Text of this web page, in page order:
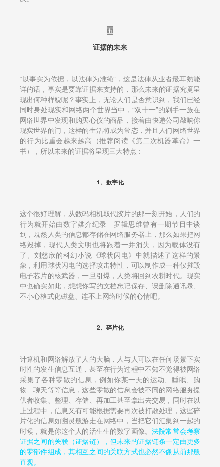
五
证据的未来
“以事实为依据，以法律为准绳”，这是法律从业者最耳熟能
详的话，事实是要靠证据来支持的，那么未来的证据究竟呈
现出何种样貌呢？事实上，无论人们是否意识到，我们已经
同时身处现实和网络两个世界当中，“双十一”的剁手一族在
网络世界中发现和购买心仪的商品，接着由快递公司敲响你
现实世界的门，这样的生活将成为常态，并且人们网络世界
的行为比重会越来越高（推荐阅读《第二次机器革命》一
书），所以未来的证据将呈现三大特点：
1、数字化
这个很好理解，从数码相机取代胶片的那一刻开始，人们的
行为就开始由数字媒介纪录，罗辑思维曾有一期节目中谈
到，既然人类的信息都存储在网络服务器上，那么如果把网
络毁掉，现代人类文明也将跟着一并消失，因为载体没有
了。刘慈欣的科幻小说《球状闪电》中就描述了这样的景
象，利用球状闪电的选择攻击特性，可以制作成一种仅摧毁
电子芯片的核武器，一旦引爆，人类将回到农耕时代。现实
中也确实如此，想想你写的文档忘记保存、误删除通讯录、
不小心格式化磁盘、连不上网络时候的心情吧。
2、碎片化
计算机和网络解放了人的大脑，人与人可以在任何场景下实
时性的发生信息互通，甚至在行为过程中不知不觉得被网络
采集了各种零散的信息，例如你某一天的运动、睡眠、购
物、聊天等等信息，这些零散的信息会被不同的网络服务提
供者收集、整理、存储、再加工甚至拿出去交易，同时在以
上过程中，信息又有可能根据需要再次被打散处理，这些碎
片化的信息如幽灵般游走在网络中，当把它们汇集到一起的
时候，就是你这个人的活生生的数字画像。法院常常会考察
证据之间的关联（证据链），但未来的证据链条一定由更多
的零部件组成，其相互之间的关联方式也必然不像从前那般
直观。